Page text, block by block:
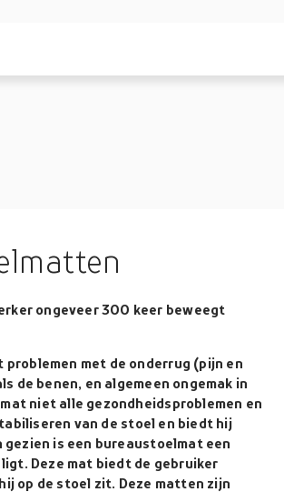
ongeveer 300 keer beweegt
met de onderrug (pijn en
de benen, en algemeen ongemak in
niet alle gezondheidsproblemen en
van de stoel en biedt hij
is een bureaustoelmat een
Deze mat biedt de gebruiker
op de stoel zit. Deze matten zijn